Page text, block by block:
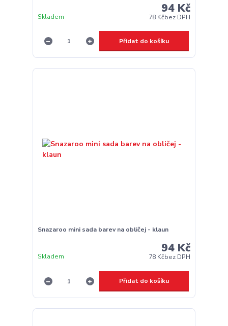
94 Kč
78 Kčbez DPH
Skladem
Přidat do košíku
Snazaroo mini sada barev na obličej - klaun
94 Kč
78 Kčbez DPH
Skladem
Přidat do košíku